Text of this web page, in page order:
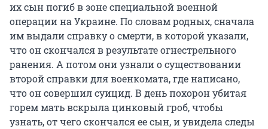
их сын погиб в зоне специальной военной
операции на Украине. По словам родных, сначала
им выдали справку о смерти, в которой указали,
что он скончался в результате огнестрельного
ранения. А потом они узнали о существовании
второй справки для военкомата, где написано,
что он совершил суицид. В день похорон убитая
горем мать вскрыла цинковый гроб, чтобы
узнать, от чего скончался ее сын, и увидела следы